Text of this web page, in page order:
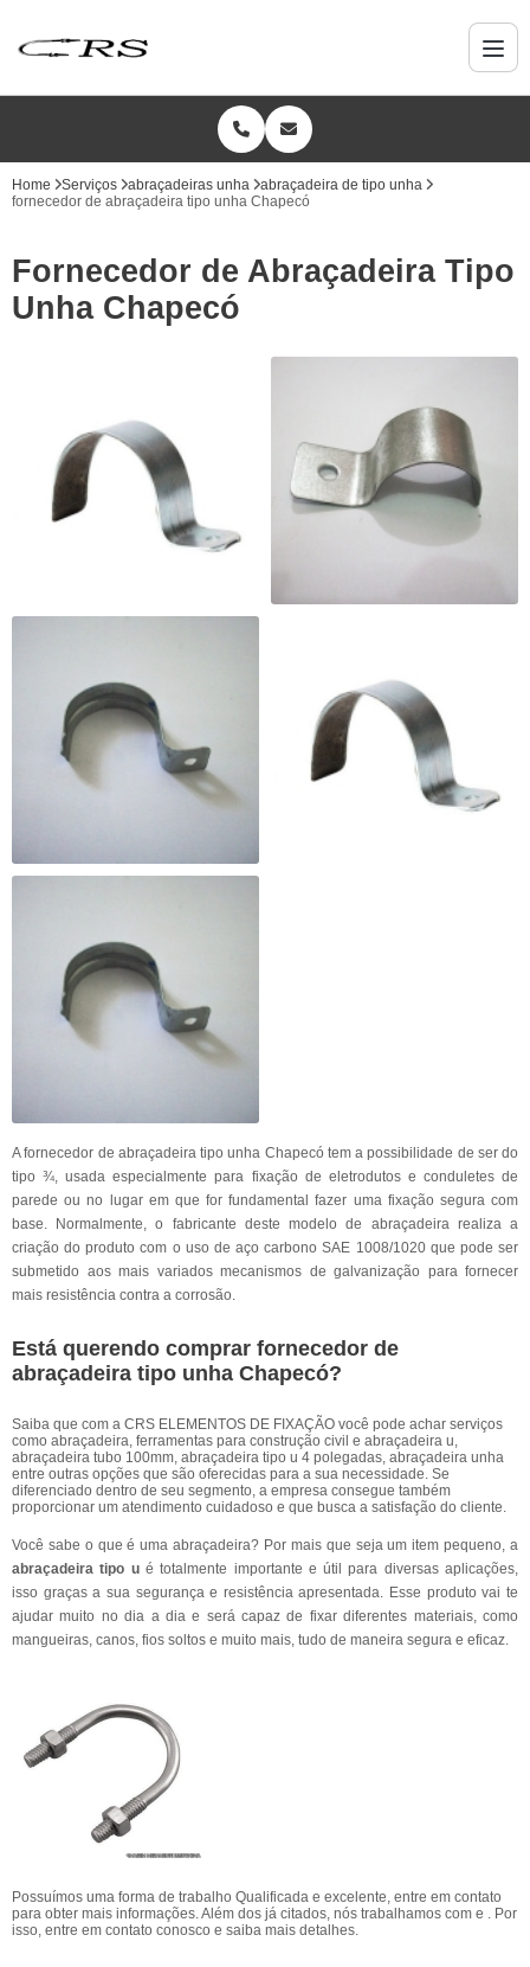
Home Serviços abraçadeiras unha
abraçadeira de tipo unha
fornecedor de abraçadeira tipo unha Chapecó
Fornecedor de Abraçadeira Tipo
Unha Chapecó
A fornecedor de abraçadeira tipo unha Chapecó tem a possibilidade de ser do
tipo ¾, usada especialmente para fixação de eletrodutos e conduletes de
parede ou no lugar em que for fundamental fazer uma fixação segura com
base. Normalmente, o fabricante deste modelo de abraçadeira realiza a
criação do produto com o uso de aço carbono SAE 1008/1020 que pode ser
submetido aos mais variados mecanismos de galvanização para fornecer
mais resistência contra a corrosão.
Está querendo comprar fornecedor de
abraçadeira tipo unha Chapecó?
Saiba que com a CRS ELEMENTOS DE FIXAÇÃO você pode achar serviços
como abraçadeira, ferramentas para construção civil e abraçadeira u,
abraçadeira tubo 100mm, abraçadeira tipo u 4 polegadas, abraçadeira unha
entre outras opções que são oferecidas para a sua necessidade. Se
diferenciado dentro de seu segmento, a empresa consegue também
proporcionar um atendimento cuidadoso e que busca a satisfação do cliente.
Você sabe o que é uma abraçadeira? Por mais que seja um item pequeno, a
abraçadeira tipo ué totalmente importante e útil para diversas aplicações,
isso graças a sua segurança e resistência apresentada. Esse produto vai te
ajudar muito no dia a dia e será capaz de fixar diferentes materiais, como
mangueiras, canos, fios soltos e muito mais, tudo de maneira segura e eficaz.
Possuímos uma forma de trabalho Qualificada e excelente, entre em contato
para obter mais informações. Além dos já citados, nós trabalhamos com e . Por
isso, entre em contato conosco e saiba mais detalhes.